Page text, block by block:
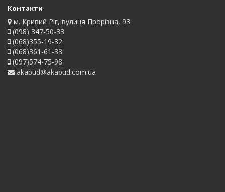
Контакти
м. Кривий Ріг, вулиця Прорізна, 93
(098) 347-50-33
(068)355-19-32
(068)361-61-33
(097)574-75-98
akabud@akabud.com.ua